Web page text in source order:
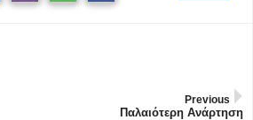
Previous
Παλαιότερη Ανάρτηση